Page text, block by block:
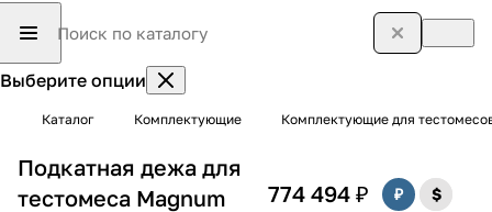
Выберите опции
Каталог Комплектующие Комплектующие для
Подкатная дежа для
тестомеса Magnum
774 494 ₽